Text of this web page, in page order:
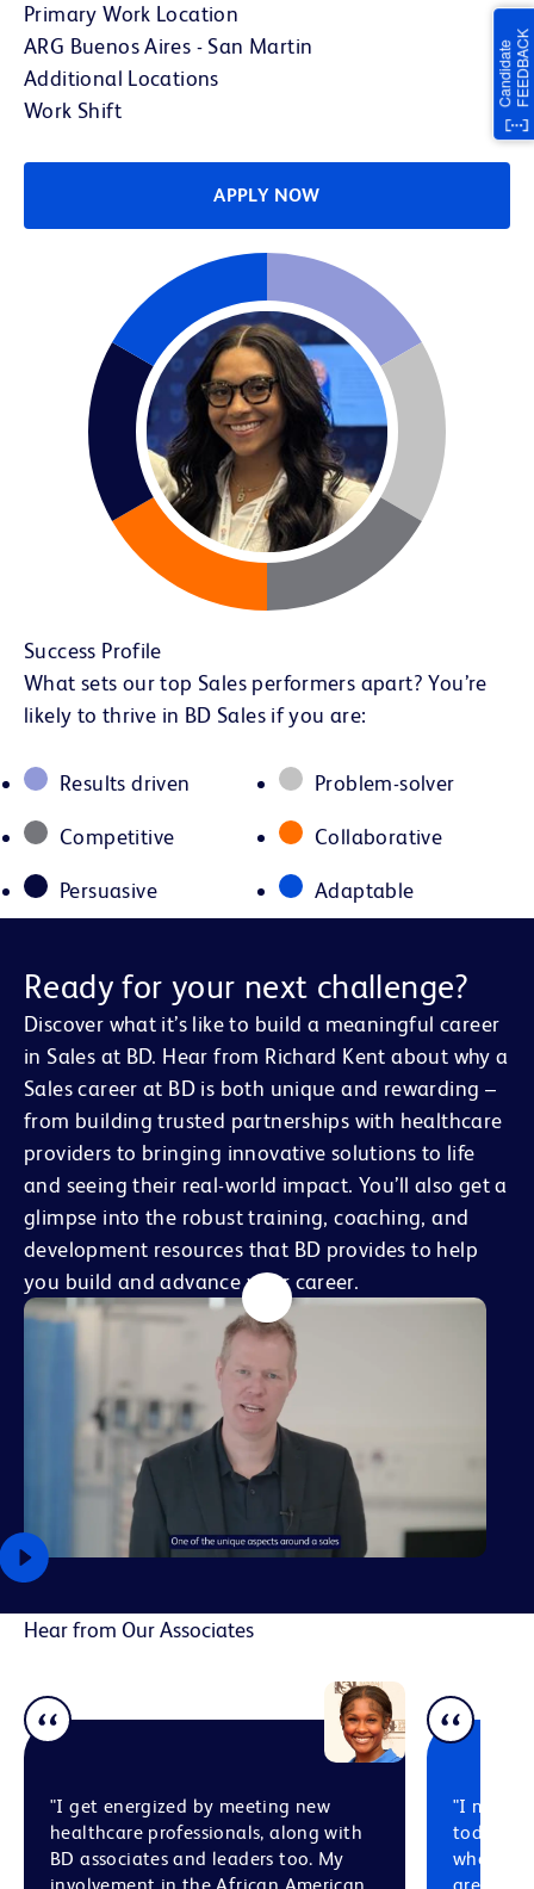
Primary Work Location
ARG Buenos Aires - San Martin
Additional Locations
Work Shift
APPLY NOW
Success Profile
What sets our top Sales performers apart? You’re
likely to thrive in BD Sales if you are:
Results driven Problem-solver
Competitive Collaborative
Persuasive Adaptable
Ready for your next challenge?
Discover what it’s like to build a meaningful career
in Sales at BD. Hear from Richard Kent about why a
Sales career at BD is both unique and rewarding –
from building trusted partnerships with healthcare
providers to bringing innovative solutions to life
and seeing their real-world impact. You’ll also get a
glimpse into the robust training, coaching, and
development resources that BD provides to help
you build and advance your career.
Hear from Our Associates
"I get energized by meeting new
healthcare professionals, along with
BD associates and leaders too. My
"I
today
who